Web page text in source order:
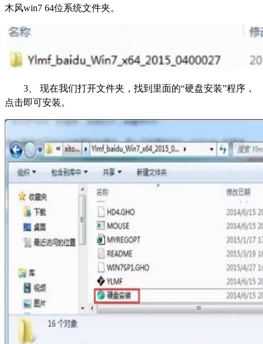
木风win7 64位系统文件夹。
3、 现在我们打开文件夹，找到里面的“硬盘安装”程序，
点击即可安装。